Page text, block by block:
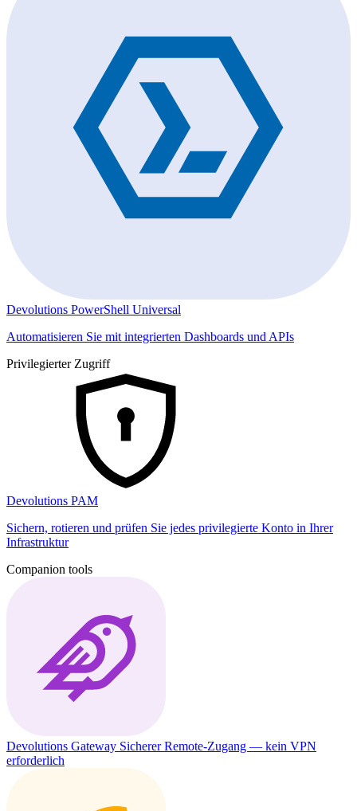
Devolutions PowerShell Universal
Automatisieren Sie mit integrierten Dashboards und APIs
Privilegierter Zugriff
Devolutions PAM
Sichern, rotieren und prüfen Sie jedes privilegierte Konto in Ihrer
Infrastruktur
Companion tools
Devolutions Gateway Sicherer Remote-Zugang — kein VPN
erforderlich